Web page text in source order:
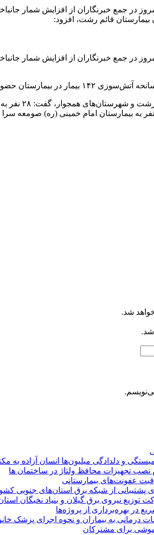
بیمارستان قائم رشت، افزود:
حضور داشتند.
شد.
شد.
و دلدادگی میلیون‌ها انسان آزاده
نصب تجهیزات محافظ ولتاژ در ساختمان ها
عفونت‌های بیمارستانی
پشتیبانی از شبكه برق استان‌های جنوبی
نیروی برق گیلان و بنیاد نخبگان
در بهره‌برداری از پروژه‌ها
درمانی به بیماران و نحوه اجرای پزشک